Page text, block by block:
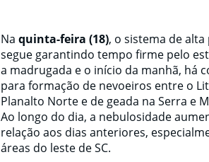
Na quinta-feira (18), o sistema de alta
segue garantindo tempo firme pelo
a madrugada e o início da manhã, há
para formação de nevoeiros entre o
Planalto Norte e de geada na Serra e
Ao longo do dia, a nebulosidade
relação aos dias anteriores,
áreas do leste de SC.